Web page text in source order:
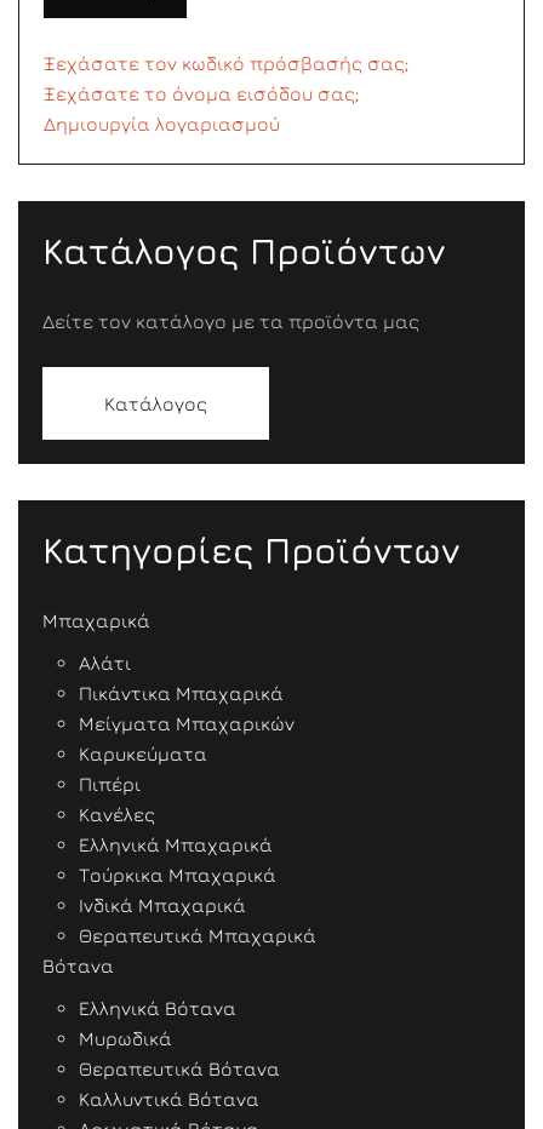
Ξεχάσατε τον κωδικό πρόσβασής σας;
Ξεχάσατε το όνομα εισόδου σας;
Δημιουργία λογαριασμού
Κατάλογος Προϊόντων
Δείτε τον κατάλογο με τα προϊόντα μας
Κατάλογος
Κατηγορίες Προϊόντων
Μπαχαρικά
Αλάτι
Πικάντικα Μπαχαρικά
Μείγματα Μπαχαρικών
Καρυκεύματα
Πιπέρι
Κανέλες
Ελληνικά Μπαχαρικά
Τούρκικα Μπαχαρικά
Ινδικά Μπαχαρικά
Θεραπευτικά Μπαχαρικά
Βότανα
Ελληνικά Βότανα
Μυρωδικά
Θεραπευτικά Βότανα
Καλλυντικά Βότανα